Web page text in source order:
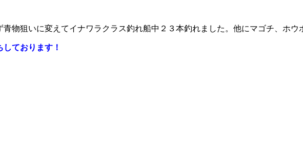
物狙いに変えてイナワラクラス釣れ船中２３本釣れました。他にマゴチ、ホウ
ております！